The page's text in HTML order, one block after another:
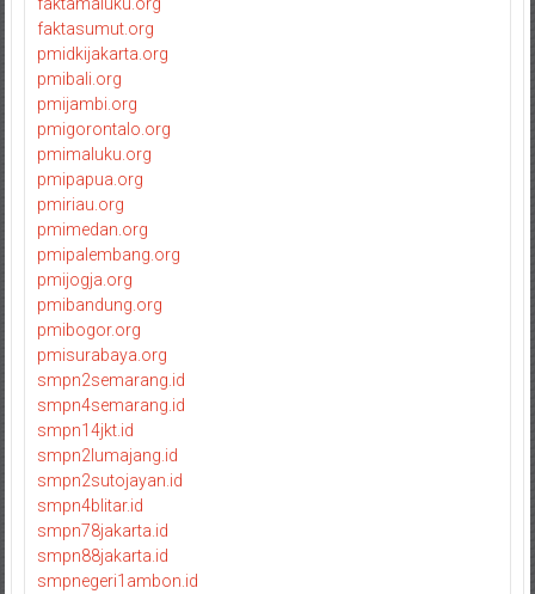
faktasumut.org
pmidkijakarta.org
pmibali.org
pmijambi.org
pmigorontalo.org
pmimaluku.org
pmipapua.org
pmiriau.org
pmimedan.org
pmipalembang.org
pmijogja.org
pmibandung.org
pmibogor.org
pmisurabaya.org
smpn2semarang.id
smpn4semarang.id
smpn14jkt.id
smpn2lumajang.id
smpn2sutojayan.id
smpn4blitar.id
smpn78jakarta.id
smpn88jakarta.id
smpnegeri1ambon.id